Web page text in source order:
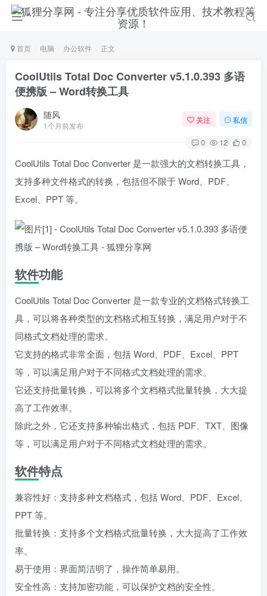
首页 电脑 办公软件 正文
CoolUtils Total Doc Converter v5.1.0.393 多语
便携版 – Word转换工具
随风
1个月前发布
关注 私信
0 12 0
CoolUtils Total Doc Converter 是一款强大的文档转换工具，
支持多种文件格式的转换，包括但不限于 Word、PDF、
Excel、PPT 等。
软件功能
CoolUtils Total Doc Converter 是一款专业的文档格式转换工
具，可以将各种类型的文档格式相互转换，满足用户对于不
同格式文档处理的需求。
它支持的格式非常全面，包括 Word、PDF、Excel、PPT
等，可以满足用户对于不同格式文档处理的需求。
它还支持批量转换，可以将多个文档格式批量转换，大大提
高了工作效率。
除此之外，它还支持多种输出格式，包括 PDF、TXT、图像
等，可以满足用户对于不同格式文档处理的需求。
软件特点
兼容性好：支持多种文档格式，包括 Word、PDF、Excel、
PPT 等。
批量转换：支持多个文档格式批量转换，大大提高了工作效
率。
易于使用：界面简洁明了，操作简单易用。
安全性高：支持加密功能，可以保护文档的安全性。